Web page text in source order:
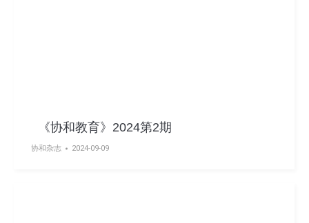
《协和教育》2024第2期
协和杂志 2024-09-09